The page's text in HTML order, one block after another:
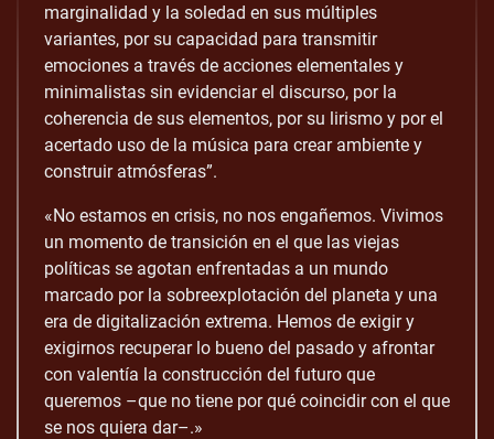
marginalidad y la soledad en sus múltiples
variantes, por su capacidad para transmitir
emociones a través de acciones elementales y
minimalistas sin evidenciar el discurso, por la
coherencia de sus elementos, por su lirismo y por el
acertado uso de la música para crear ambiente y
construir atmósferas”.
«No estamos en crisis, no nos engañemos. Vivimos
un momento de transición en el que las viejas
políticas se agotan enfrentadas a un mundo
marcado por la sobreexplotación del planeta y una
era de digitalización extrema. Hemos de exigir y
exigirnos recuperar lo bueno del pasado y afrontar
con valentía la construcción del futuro que
queremos –que no tiene por qué coincidir con el que
se nos quiera dar–.»